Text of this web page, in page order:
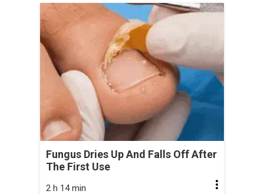
Fungus Dries Up And Falls Off After
The First Use
2 h 14 min